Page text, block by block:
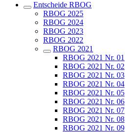
Entscheide RBOG
RBOG 2025
RBOG 2024
RBOG 2023
RBOG 2022
RBOG 2021
RBOG 2021 Nr. 01
RBOG 2021 Nr. 02
RBOG 2021 Nr. 03
RBOG 2021 Nr. 04
RBOG 2021 Nr. 05
RBOG 2021 Nr. 06
RBOG 2021 Nr. 07
RBOG 2021 Nr. 08
RBOG 2021 Nr. 09